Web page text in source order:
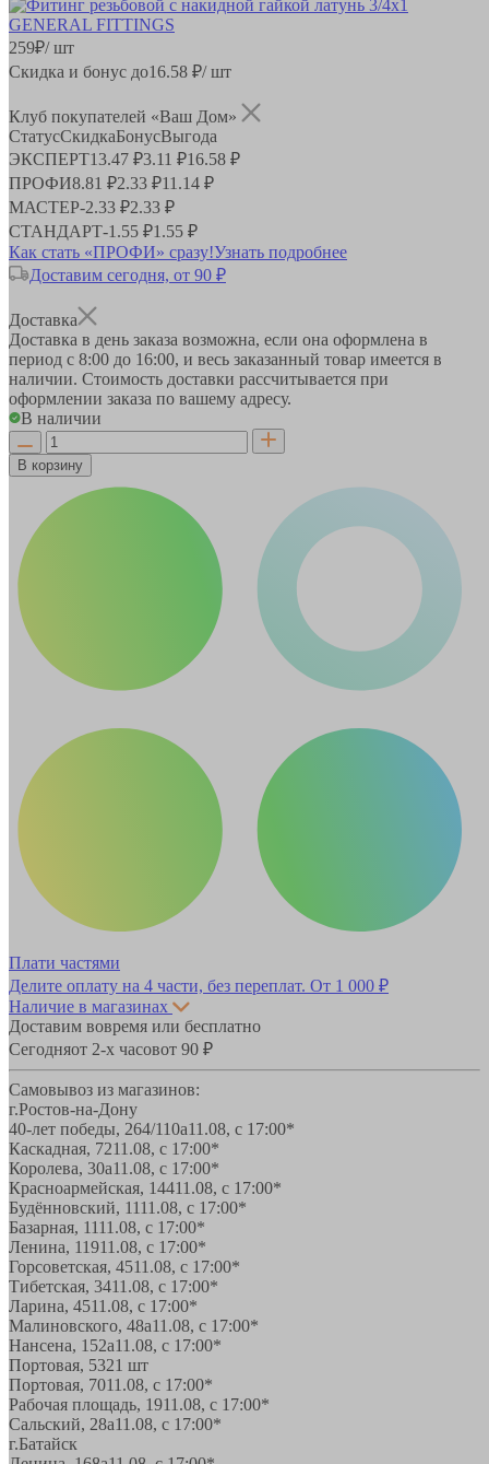
259₽/ шт
Скидка и бонус до16.58 ₽/ шт
Клуб покупателей «Ваш Дом»
СтатусСкидкаБонусВыгода
ЭКСПЕРТ13.47 ₽3.11 ₽16.58 ₽
ПРОФИ8.81 ₽2.33 ₽11.14 ₽
МАСТЕР-2.33 ₽2.33 ₽
СТАНДАРТ-1.55 ₽1.55 ₽
Как стать «ПРОФИ» сразу!Узнать подробнее
Доставим сегодня, от 90 ₽
Доставка
Доставка в день заказа возможна, если она оформлена в
период с 8:00 до 16:00, и весь заказанный товар имеется в
наличии. Стоимость доставки рассчитывается при
оформлении заказа по вашему адресу.
В наличии
В корзину
Плати частями
Делите оплату на 4 части, без переплат. От 1 000 ₽
Наличие в магазинах
Доставим вовремя или бесплатно
Сегодняот 2-х часовот 90 ₽
Самовывоз из магазинов:
г.Ростов-на-Дону
40-лет победы, 264/110а11.08, с 17:00*
Каскадная, 7211.08, с 17:00*
Королева, 30а11.08, с 17:00*
Красноармейская, 14411.08, с 17:00*
Будённовский, 1111.08, с 17:00*
Базарная, 1111.08, с 17:00*
Ленина, 11911.08, с 17:00*
Горсоветская, 4511.08, с 17:00*
Тибетская, 3411.08, с 17:00*
Ларина, 4511.08, с 17:00*
Малиновского, 48а11.08, с 17:00*
Нансена, 152а11.08, с 17:00*
Портовая, 5321 шт
Портовая, 7011.08, с 17:00*
Рабочая площадь, 1911.08, с 17:00*
Сальский, 28a11.08, с 17:00*
г.Батайск